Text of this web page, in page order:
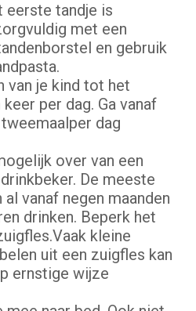
eerste tandje is
met een
en gebruik
van je kind tot het
per dag. Ga vanaf
dag
over van een
De meeste
al vanaf negen maanden
drinken. Beperk het
kleine
uit een zuigfles kan
ernstige wijze